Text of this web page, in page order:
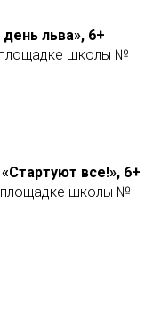
льва», 6+
площадке школы №
все!», 6+
площадке школы №